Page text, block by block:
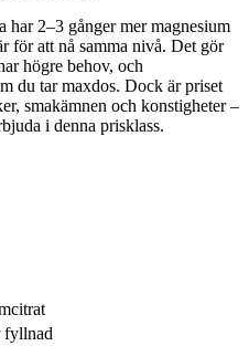
har 2–3 gånger mer magnesium
för att nå samma nivå. Det gör
högre behov, och
du tar maxdos. Dock är priset
smakämnen och konstigheter –
i denna prisklass.
fyllnad